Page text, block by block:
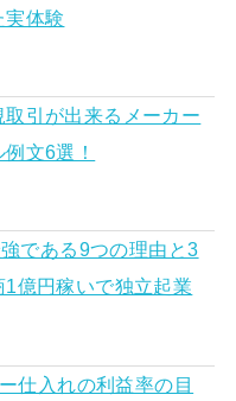
実体験
引が出来るメーカー
文6選！
である9つの理由と3
億円稼いで独立起業
仕入れの利益率の目